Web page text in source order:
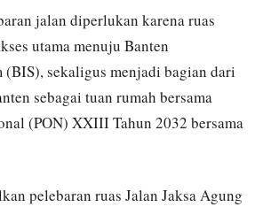
jalan diperlukan karena ruas
utama menuju Banten
sekaligus menjadi bagian dari
sebagai tuan rumah bersama
(PON) XXIII Tahun 2032 bersama
pelebaran ruas Jalan Jaksa Agung